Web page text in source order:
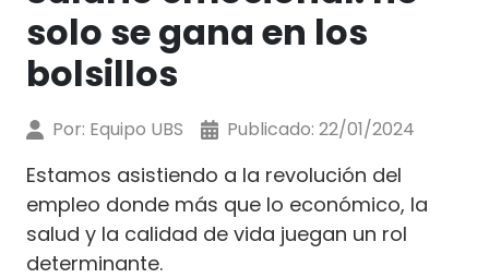
solo se gana en los
bolsillos
Por: Equipo UBS Publicado: 22/01/2024
Estamos asistiendo a la revolución del
empleo donde más que lo económico, la
salud y la calidad de vida juegan un rol
determinante.